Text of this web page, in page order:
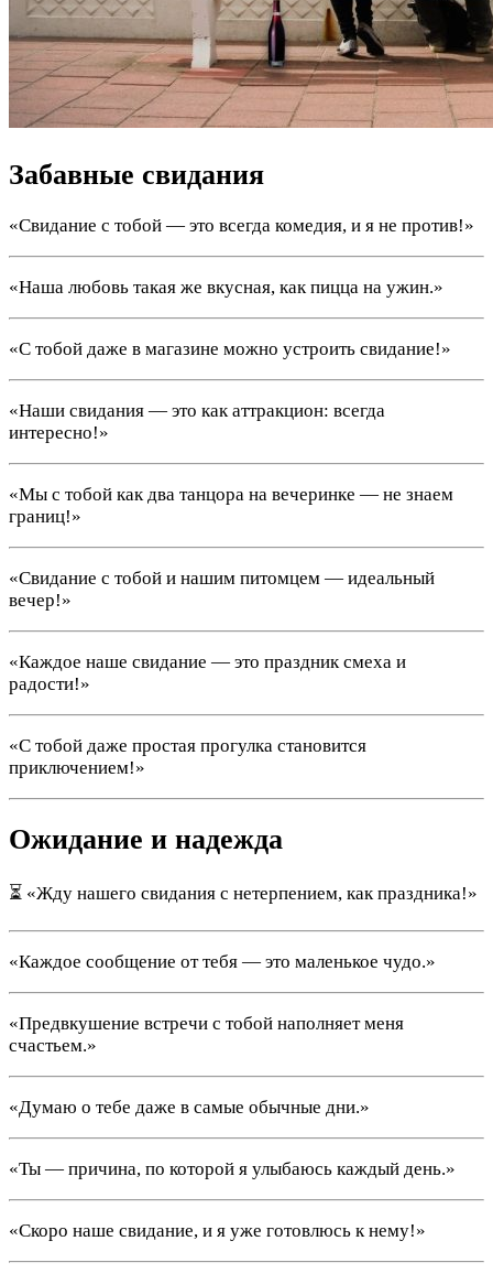
Забавные свидания
«Свидание с тобой — это всегда комедия, и я не против!»
«Наша любовь такая же вкусная, как пицца на ужин.»
«С тобой даже в магазине можно устроить свидание!»
«Наши свидания — это как аттракцион: всегда
интересно!»
«Мы с тобой как два танцора на вечеринке — не знаем
границ!»
«Свидание с тобой и нашим питомцем — идеальный
вечер!»
«Каждое наше свидание — это праздник смеха и
радости!»
«С тобой даже простая прогулка становится
приключением!»
Ожидание и надежда
⏳ «Жду нашего свидания с нетерпением, как праздника!»
«Каждое сообщение от тебя — это маленькое чудо.»
«Предвкушение встречи с тобой наполняет меня
счастьем.»
«Думаю о тебе даже в самые обычные дни.»
«Ты — причина, по которой я улыбаюсь каждый день.»
«Скоро наше свидание, и я уже готовлюсь к нему!»